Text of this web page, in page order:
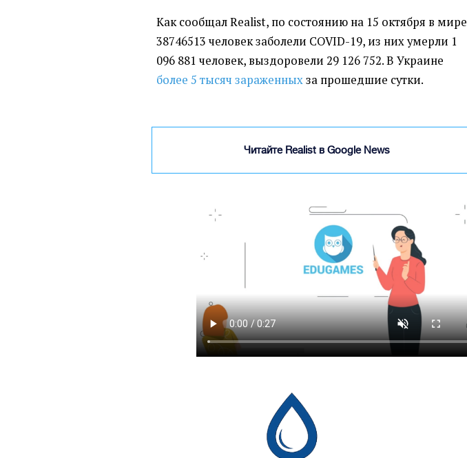
Как сообщал Realist, по состоянию на 15 октября в мире
38746513 человек заболели COVID-19, из них умерли 1
096 881 человек, выздоровели 29 126 752. В Украине
более 5 тысяч зараженныхза прошедшие сутки.
Читайте Realist в Google News